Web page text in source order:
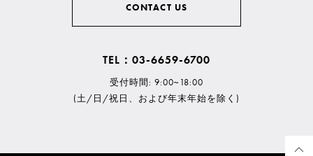
CONTACT US
TEL：03-6659-6700
受付時間: 9:00~18:00
(土/日/祝日、および年末年始を除く)